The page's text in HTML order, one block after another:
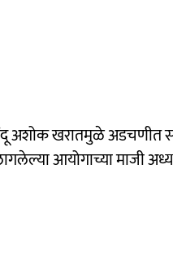
अशोक खरातमुळे अडचणीत
लागलेल्या आयोगाच्या माजी